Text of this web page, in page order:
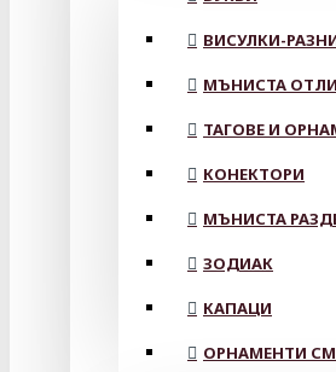
ВИСУЛКИ-
МЪНИСТА
ТАГОВЕ И
КОНЕКТОРИ
МЪНИСТА
ЗОДИАК
КАПАЦИ
ОРНАМЕНТИ